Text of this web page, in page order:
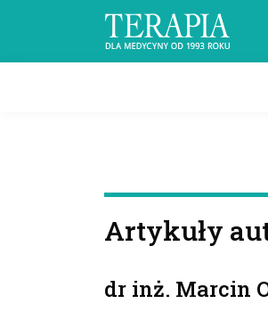
Artykuły
dr inż. Marcin